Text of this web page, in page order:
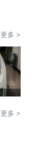
更多 >
更多 >